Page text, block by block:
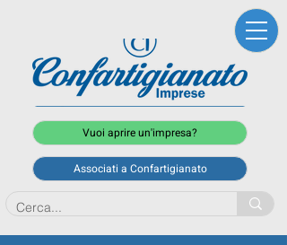
Vuoi aprire un'impresa?
Associati a Confartigianato